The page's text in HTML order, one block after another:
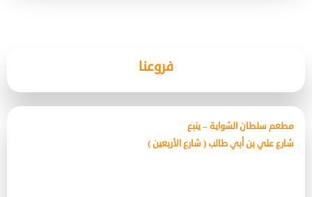
فروعنا
مطعم سلطان الشواية – ينبع
شارع علي بن أبي طالب ( شارع الأربعين )